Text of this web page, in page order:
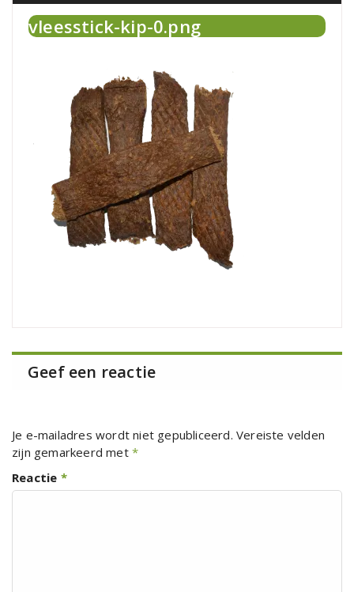
vleesstick-kip-0.png
Geef een reactie
Je e-mailadres wordt niet gepubliceerd. Vereiste velden
zijn gemarkeerd met *
Reactie *